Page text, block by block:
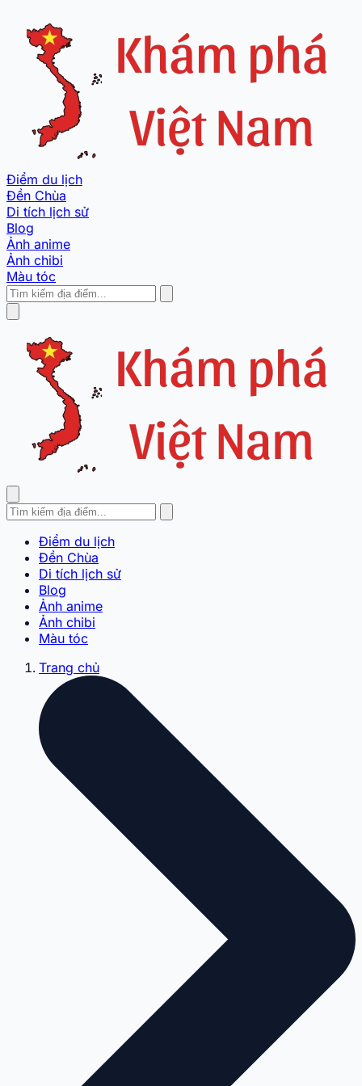
Điểm du lịch
Đền Chùa
Di tích lịch sử
Blog
Ảnh anime
Ảnh chibi
Màu tóc
Điểm du lịch
Đền Chùa
Di tích lịch sử
Blog
Ảnh anime
Ảnh chibi
Màu tóc
Trang chủ